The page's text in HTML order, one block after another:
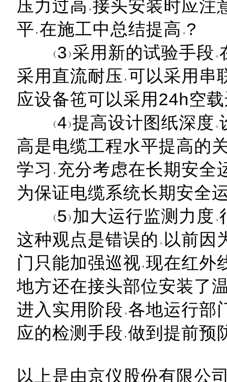
压力过高 接头安装时应注
平 在施工中总结提高 ?
3 采用新的试验手段
采用直流耐压 可以采用串
应设备竾可以采用24h空
4 提高设计图纸深度
高是电缆工程水平提高的
学习 充分考虑在长期安全
为保证电缆系统长期安全
5 加大运行监测力度
这种观点是错误的 以前因
门只能加强巡视 现在红外
地方还在接头部位安装了
进入实用阶段 各地运行部
应的检测手段 做到提前预
以上是由京仪股份有限公